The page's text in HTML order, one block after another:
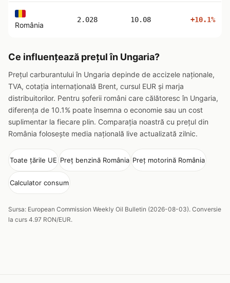
România
2.028 10.08 +10.1%
Ce influențează prețul în Ungaria?
Prețul carburantului în Ungaria depinde de accizele naționale,
TVA, cotația internațională Brent, cursul EUR și marja
distribuitorilor. Pentru șoferii români care călătoresc în Ungaria,
diferența de 10.1% poate însemna o economie sau un cost
suplimentar la fiecare plin. Comparația noastră cu prețul din
România folosește media națională live actualizată zilnic.
Toate țările UE Preț benzină România Preț motorină România
Calculator consum
Sursa: European Commission Weekly Oil Bulletin (2026-08-03). Conversie
la curs 4.97 RON/EUR.